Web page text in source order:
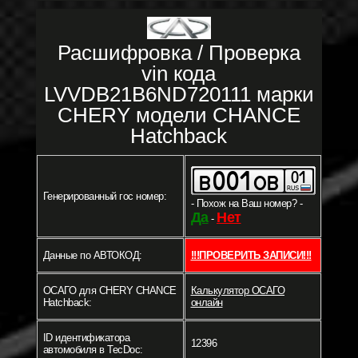
Расшифровка / Проверка
vin кода
LVVDB21B6ND720111 марки
CHERY модели CHANCE
Hatchback
Генерированный гос номер:
- Похож на Ваш номер? -
Да- Нет
Данные по АВТОКОД: !!!ПРОВЕРИТЬ ЗАПИСИ!!!
ОСАГО для CHERY CHANCE
Hatchback:
Калькулятор ОСАГО
онлайн
ID идентификатора
автомобиля в TecDoc:
12396